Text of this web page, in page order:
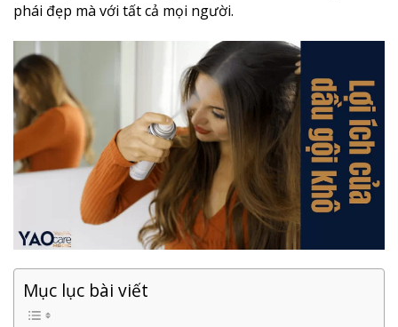
phái đẹp mà với tất cả mọi người.
Mục lục bài viết